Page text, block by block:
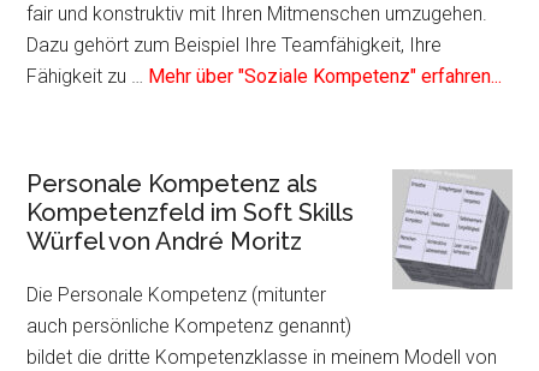
Skills
Würfel
von
fair und konstruktiv mit Ihren Mitmenschen umzugehen.
Dazu gehört zum Beispiel Ihre Teamfähigkeit, Ihre
Fähigkeit zu … Mehr über "Soziale Kompetenz" erfahren...
als
im
Personale Kompetenz als
Kompetenzfeld im Soft Skills
Würfel von André Moritz
Die Personale Kompetenz (mitunter
auch persönliche Kompetenz genannt)
bildet die dritte Kompetenzklasse in meinem Modell von